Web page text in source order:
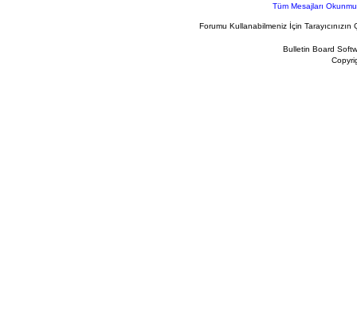
Tüm Mesajları
Forumu Kullanabilmeniz İçin
Bulletin Board